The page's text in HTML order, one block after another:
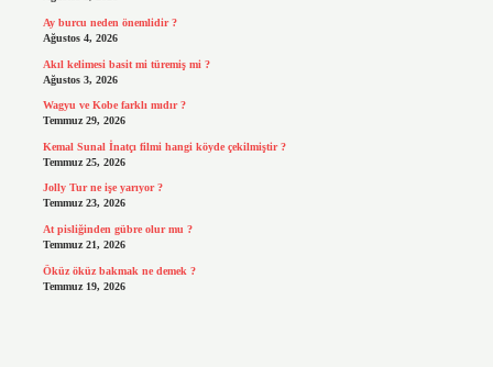
Ay burcu neden önemlidir ?
Ağustos 4, 2026
Akıl kelimesi basit mi türemiş mi ?
Ağustos 3, 2026
Wagyu ve Kobe farklı mıdır ?
Temmuz 29, 2026
Kemal Sunal İnatçı filmi hangi köyde çekilmiştir ?
Temmuz 25, 2026
Jolly Tur ne işe yarıyor ?
Temmuz 23, 2026
At pisliğinden gübre olur mu ?
Temmuz 21, 2026
Öküz öküz bakmak ne demek ?
Temmuz 19, 2026